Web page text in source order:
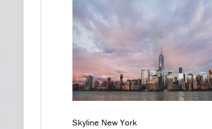
Skyline New York